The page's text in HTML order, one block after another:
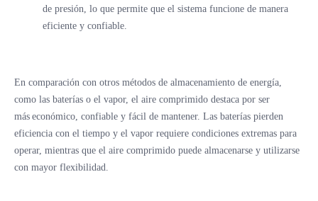
de presión, lo que permite que el sistema funcione de manera
eficiente y confiable.
En comparación con otros métodos de almacenamiento de energía,
como las baterías o el vapor, el aire comprimido destaca por ser
más económico, confiable y fácil de mantener. Las baterías pierden
eficiencia con el tiempo y el vapor requiere condiciones extremas para
operar, mientras que el aire comprimido puede almacenarse y utilizarse
con mayor flexibilidad.